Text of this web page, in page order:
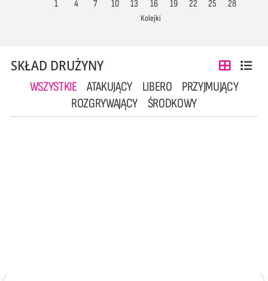
Kolejki
1 4 7 10 13 16 19 22 25 28
SKŁAD DRUŻYNY
WSZYSTKIE ATAKUJĄCY LIBERO
PRZYJMUJĄCY
ROZGRYWAJĄCY
ŚRODKOWY